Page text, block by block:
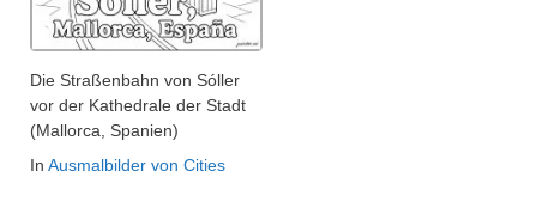
Die Straßenbahn von Sóller
vor der Kathedrale der Stadt
(Mallorca, Spanien)
In Ausmalbilder von Cities